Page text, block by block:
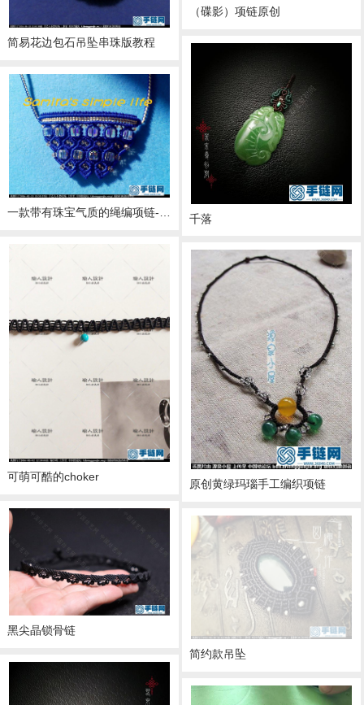
（碟影）项链原创
简易花边包石吊坠串珠版教程
千落
可萌可酷的choker
原创黄绿玛瑙手工编织项链
黑尖晶锁骨链
简约款吊坠